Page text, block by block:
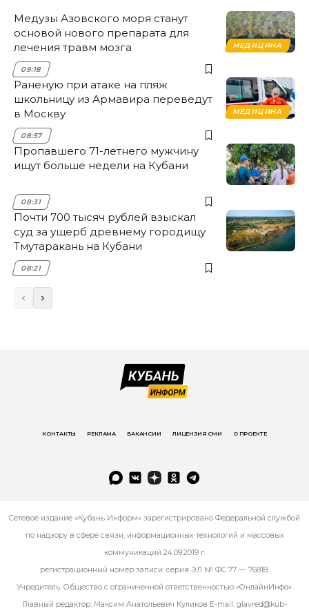
МЕДИЦИНА
Медузы Азовского моря станут
основой нового препарата для
лечения травм мозга
09:18
МЕДИЦИНА
Раненую при атаке на пляж
школьницу из Армавира переведут
в Москву
08:57
Пропавшего 71-летнего мужчину
ищут больше недели на Кубани
08:31
Почти 700 тысяч рублей взыскал
суд за ущерб древнему городищу
Тмутаракань на Кубани
08:21
КОНТАКТЫ РЕКЛАМА ВАКАНСИИ ЛИЦЕНЗИЯ СМИ О ПРОЕКТЕ
Сетевое издание «Кубань Информ» зарегистрировано Федеральной службой
по надзору в сфере связи, информационных технологий и массовых
коммуникаций 24.09.2019 г.
регистрационный номер записи: серия ЭЛ № ФС 77 — 76818.
Учредитель: Общество с ограниченной ответственностью «ОнлайнИнфо».
Главный редактор: Максим Анатольевич Куликов E-mail: glavred@kub-